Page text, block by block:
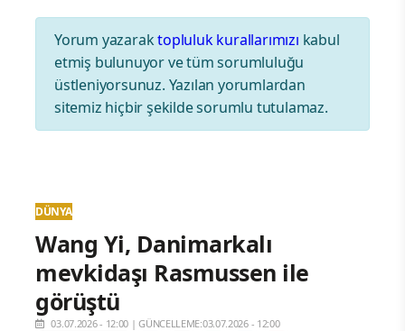
Yorum yazaraktopluluk kurallarımızı kabul
etmiş bulunuyor ve tüm sorumluluğu
üstleniyorsunuz. Yazılan yorumlardan
sitemiz hiçbir şekilde sorumlu tutulamaz.
DÜNYA
Wang Yi, Danimarkalı
mevkidaşı Rasmussen ile
görüştü
03.07.2026 - 12:00 |GÜNCELLEME:03.07.2026 - 12:00